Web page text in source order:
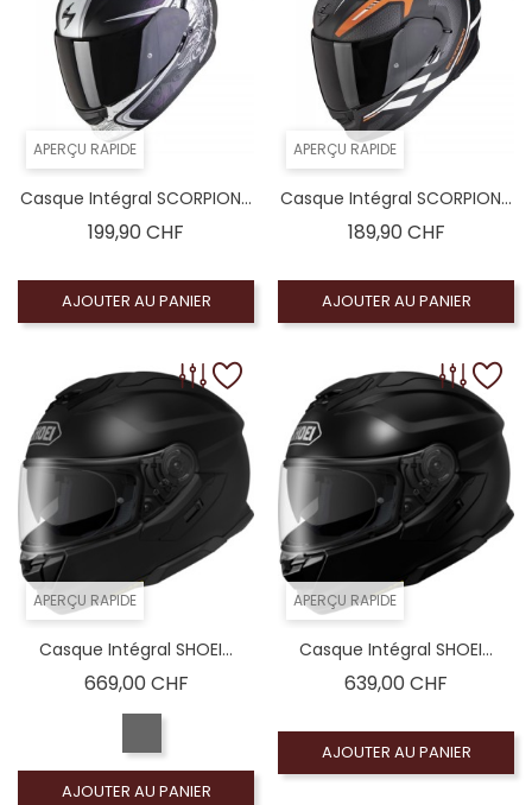
APERÇU RAPIDE
Casque Intégral SCORPION...
199,90 CHF
AJOUTER AU PANIER
APERÇU RAPIDE
Casque Intégral SCORPION...
189,90 CHFPrix
AJOUTER AU PANIER
APERÇU RAPIDE
Casque Intégral SHOEI...
669,00 CHFPrix
AJOUTER AU PANIER
APERÇU RAPIDE
Casque Intégral SHOEI...
639,00 CHF
AJOUTER AU PANIER